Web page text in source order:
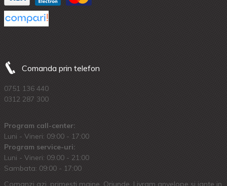
Comanda prin telefon
0751 136 440
0312 287 300
Program call-center:
Luni - Vineri: 09:00 - 17:00
Program service-uri:
Luni - Vineri: 09.00 - 21:00
Sambata: 09:00 - 17:00
Comanzi azi, primesti maine. Oriunde. Livram anvelope si jante in